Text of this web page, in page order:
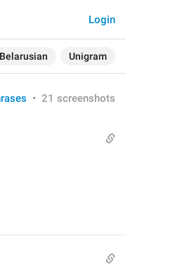
Belarusian Unigram
Login
• 21 screenshots